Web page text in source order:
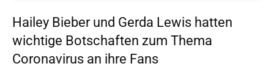
Hailey Bieber und Gerda Lewis hatten
wichtige Botschaften zum Thema
Coronavirus an ihre Fans